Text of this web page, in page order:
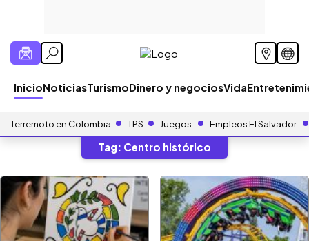
InicioNoticiasTurismoDinero y negociosVida
Terremoto en Colombia TPS Juegos Empleos El Salvador
Tag: Centro histórico